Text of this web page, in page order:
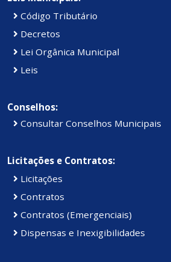
Código Tributário
Decretos
Lei Orgânica Municipal
Leis
Conselhos:
Consultar Conselhos Municipais
Licitações e Contratos:
Licitações
Contratos
Contratos (Emergenciais)
Dispensas e Inexigibilidades